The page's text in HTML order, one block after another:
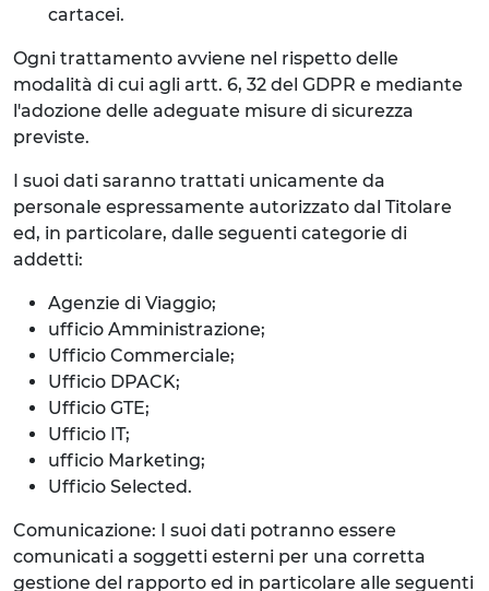
cartacei.
Ogni trattamento avviene nel rispetto delle
modalità di cui agli artt. 6, 32 del GDPR e mediante
l'adozione delle adeguate misure di sicurezza
previste.
I suoi dati saranno trattati unicamente da
personale espressamente autorizzato dal Titolare
ed, in particolare, dalle seguenti categorie di
addetti:
Agenzie di Viaggio;
ufficio Amministrazione;
Ufficio Commerciale;
Ufficio DPACK;
Ufficio GTE;
Ufficio IT;
ufficio Marketing;
Ufficio Selected.
Comunicazione: I suoi dati potranno essere
comunicati a soggetti esterni per una corretta
gestione del rapporto ed in particolare alle seguenti